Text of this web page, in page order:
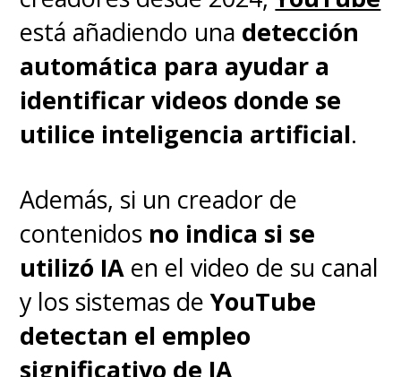
está añadiendo una detección
automática para ayudar a
identificar videos donde se
utilice inteligencia artificial.
Además, si un creador de
contenidos no indica si se
utilizó IA en el video de su canal
y los sistemas deYouTube
detectan el empleo
significativo de IA